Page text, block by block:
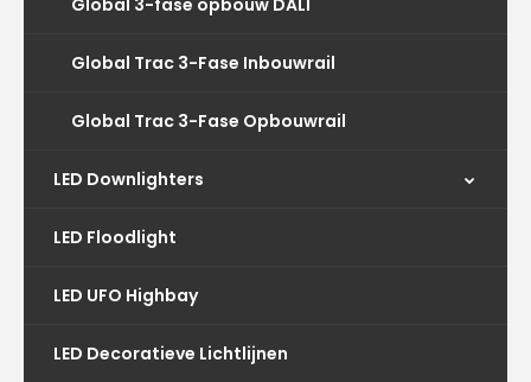
Global 3-fase opbouw DALI
Global Trac 3-Fase Inbouwrail
Global Trac 3-Fase Opbouwrail
LED Downlighters
LED Floodlight
LED UFO Highbay
LED Decoratieve Lichtlijnen